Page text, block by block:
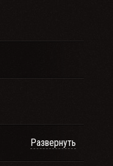
Развернуть